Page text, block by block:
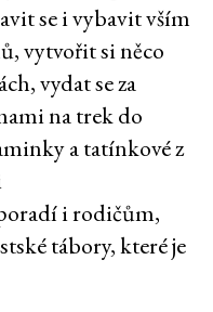
se i vybavit vším
vytvořit si něco
vydat se za
na trek do
a tatínkové z
i rodičům,
tábory, které je